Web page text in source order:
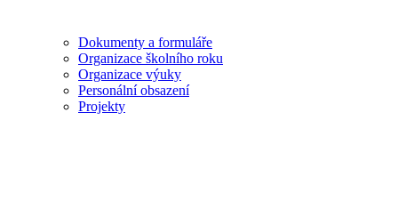
Dokumenty a formuláře
Organizace školního roku
Organizace výuky
Personální obsazení
Projekty